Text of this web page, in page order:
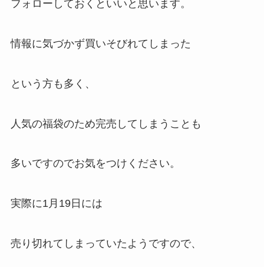
フォローしておくといいと思います。
情報に気づかず買いそびれてしまった
という方も多く、
人気の福袋のため完売してしまうことも
多いですのでお気をつけください。
実際に1月19日には
売り切れてしまっていたようですので、